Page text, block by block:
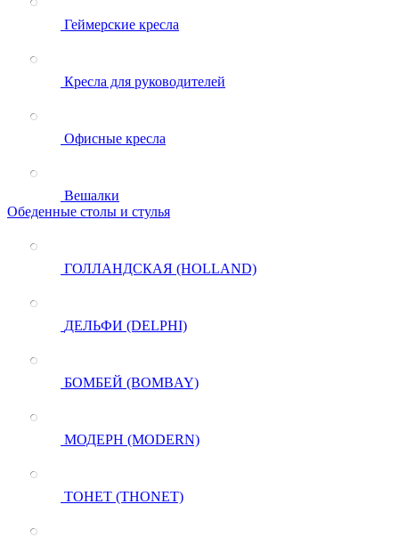
Геймерские кресла
Кресла для руководителей
Офисные кресла
Вешалки
Обеденные столы и стулья
ГОЛЛАНДСКАЯ (HOLLAND)
ДЕЛЬФИ (DELPHI)
БОМБЕЙ (BOMBAY)
МОДЕРН (MODERN)
ТОНЕТ (THONET)